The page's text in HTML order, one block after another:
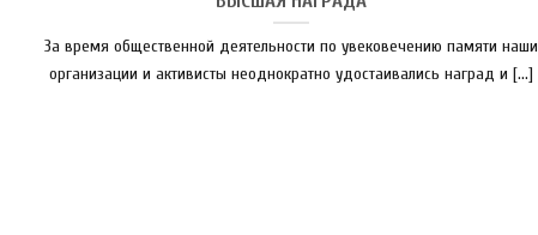
За время общественной деятельности по увековечению памяти наши
организации и активисты неоднократно удостаивались наград и [...]